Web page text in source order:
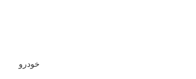
خودرو